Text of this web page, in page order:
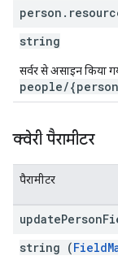
person .
string
सर्वर से असाइन किया
people/
क्वेरी पैरामीटर
पैरामीटर
updatePerson
string (